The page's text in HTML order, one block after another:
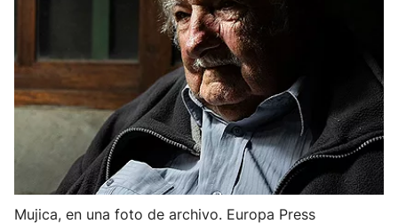
Mujica, en una foto de archivo. Europa Press